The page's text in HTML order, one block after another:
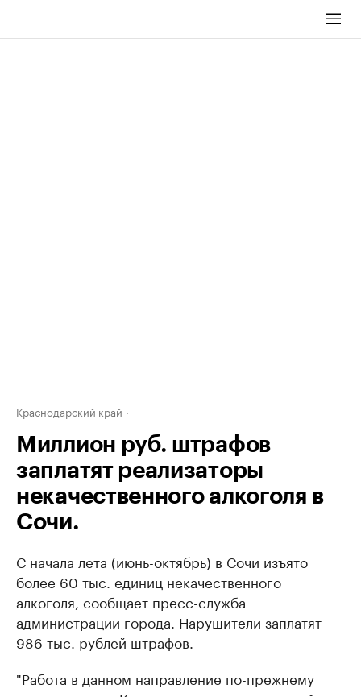
Краснодарский край
Миллион руб. штрафов
заплатят реализаторы
некачественного алкоголя в
Сочи.
С начала лета (июнь-октябрь) в Сочи изъято
более 60 тыс. единиц некачественного
алкоголя, сообщает пресс-служба
администрации города. Нарушители заплатят
986 тыс. рублей штрафов.
"Работа в данном направление по-прежнему